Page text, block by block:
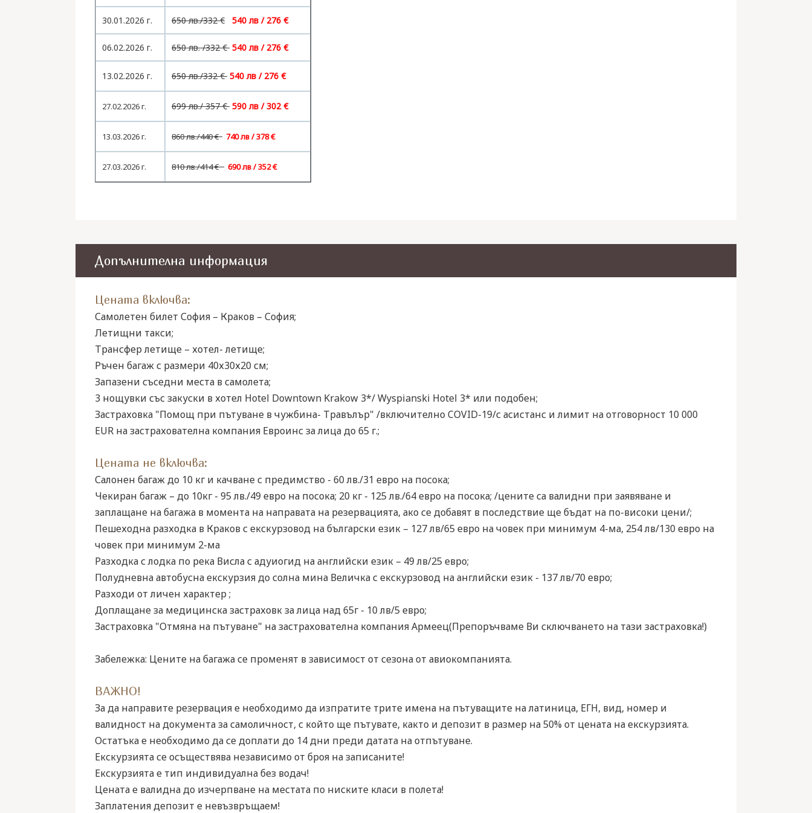
30.01.2026 г. 650 лв./332 € 540 лв / 276 €
06.02.2026 г. 650 лв./332 € 540 лв / 276 €
13.02.2026 г. 650 лв./332 € 540 лв / 276 €
27.02.2026 г. 699 лв./ 357 € 590 лв / 302 €
13.03.2026 г. 860 лв./440 € 740 лв / 378 €
27.03.2026 г. 810 лв./414 € 690 лв / 352 €
Допълнителна информация
Цената включва:
Самолетен билет София – Краков – София;
Летищни такси;
Трансфер летище – хотел- летище;
Ръчен багаж с размери 40х30х20 см;
Запазени съседни места в самолета;
3 нощувки със закуски в хотел Hotel Downtown Krakow 3*/ Wyspianski Hotel 3* или подобен;
Застраховка "Помощ при пътуване в чужбина- Травълър" /включително COVID-19/с асистанс и лимит на отговорност 10 000
EUR на застрахователна компания Евроинс за лица до 65 г.;
Цената не включва:
Салонен багаж до 10 кг и качване с предимство - 60 лв./31 евро на посока;
Чекиран багаж – до 10кг - 95 лв./49 евро на посока; 20 кг - 125 лв./64 евро на посока; /цените са валидни при заявяване и
заплащане на багажа в момента на направата на резервацията, ако се добавят в последствие ще бъдат на по-високи цени/;
Пешеходна разходка в Краков с екскурзовод на български език – 127 лв/65 евро на човек при минимум 4-ма, 254 лв/130 евро на
човек при минимум 2-ма
Разходка с лодка по река Висла с адуиогид на английски език – 49 лв/25 евро;
Полудневна автобусна екскурзия до солна мина Величка с екскурзовод на английски език - 137 лв/70 евро;
Разходи от личен характер ;
Доплащане за медицинска застраховк за лица над 65г - 10 лв/5 евро;
Застраховка "Отмяна на пътуване" на застрахователна компания Армеец(Препоръчваме Ви сключването на тази застраховка!)
Забележка: Цените на багажа се променят в зависимост от сезона от авиокомпанията.
ВАЖНО!
За да направите резервация е необходимо да изпратите трите имена на пътуващите на латиница, ЕГН, вид, номер и
валидност на документа за самоличност, с който ще пътувате, както и депозит в размер на 50% oт цената на екскурзията.
Остатъка е необходимо да се доплати до 14 дни преди датата на отпътуване.
Екскурзията се осъществява независимо от броя на записаните!
Екскурзията е тип индивидуална без водач!
Цената е валидна до изчерпване на местата по ниските класи в полета!
Заплатения депозит е невъзвръщаем!